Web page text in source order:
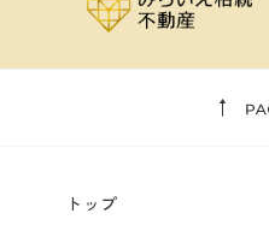
トップ